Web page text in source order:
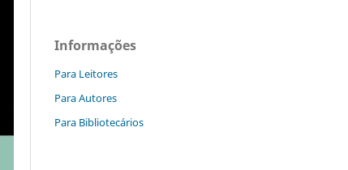
Informações
Para Leitores
Para Autores
Para Bibliotecários